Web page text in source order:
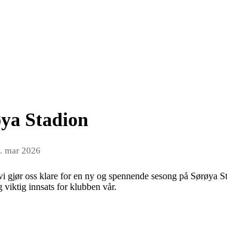
Stadion
mar 2026
gjør oss klare for en ny og spennende sesong på Sørøya
viktig innsats for klubben vår.